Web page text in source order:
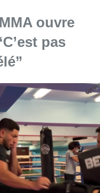
ouvre
pas